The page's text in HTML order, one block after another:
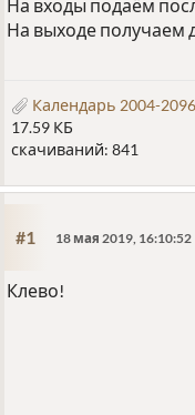
На входы подаём
На выходе получаем
Календарь 2004-
17.59 КБ
скачиваний: 841
#1 18 мая 2019, 16:10:52
Клево!